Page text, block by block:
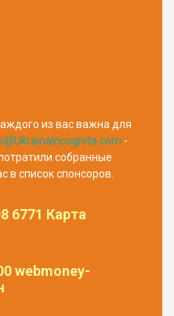
из вас важна для
-
собранные
в список спонсоров.
6771 Карта
webmoney-